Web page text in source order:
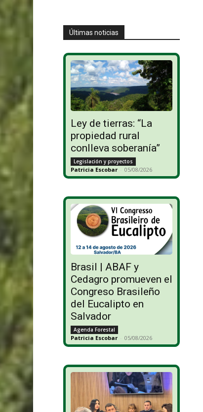
Últimas noticias
Ley de tierras: “La
propiedad rural
conlleva soberanía”
Legislación y proyectos
Patricia Escobar - 05/08/2026
Brasil | ABAF y
Cedagro promueven el
Congreso Brasileño
del Eucalipto en
Salvador
Agenda Forestal
Patricia Escobar - 05/08/2026